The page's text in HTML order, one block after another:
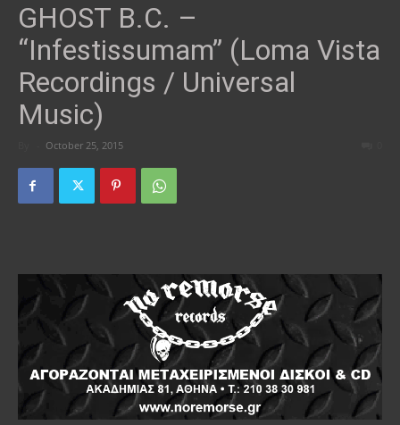
GHOST B.C. –
“Infestissumam” (Loma Vista
Recordings / Universal
Music)
October 25, 2015